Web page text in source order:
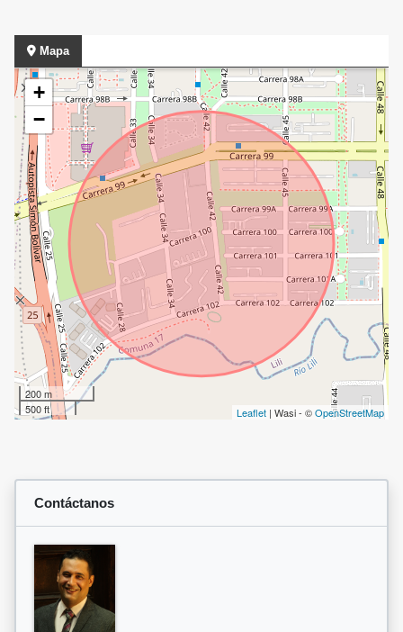
Mapa
+
−
200 m
500 ft
Leaflet | Wasi - ©OpenStreetMap
Contáctanos